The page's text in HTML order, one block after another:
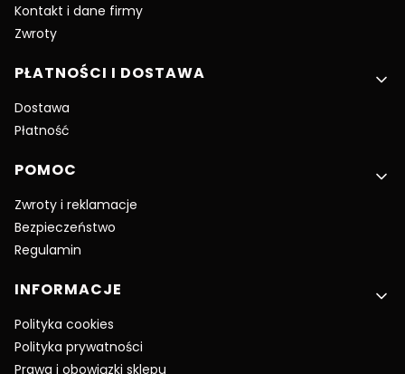
Kontakt i dane firmy
Zwroty
PŁATNOŚCI I DOSTAWA
Dostawa
Płatność
POMOC
Zwroty i reklamacje
Bezpieczeństwo
Regulamin
INFORMACJE
Polityka cookies
Polityka prywatności
Prawa i obowiązki sklepu